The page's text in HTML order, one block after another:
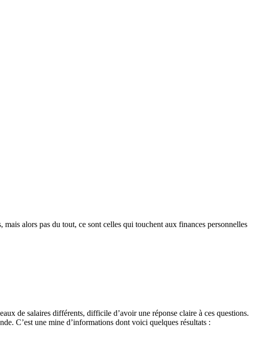
mais alors pas du tout, ce sont celles qui touchent aux finances personnelles
de salaires différents, difficile d’avoir une réponse claire à ces questions.
C’est une mine d’informations dont voici quelques résultats :